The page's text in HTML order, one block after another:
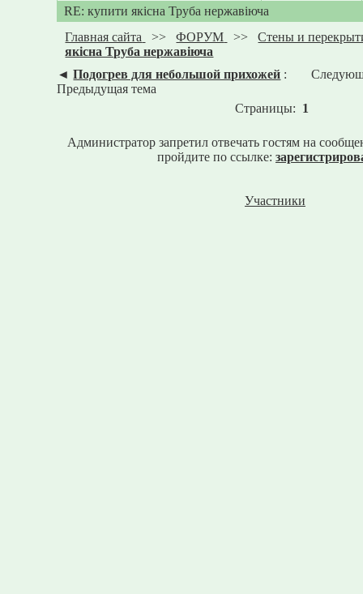
RE: купити якісна Труба нержавіюча
Главная сайта
>>ФОРУМ >>Стены и
якісна Труба нержавіюча
◄Подогрев для небольшой прихожей :
Предыдущая тема
Страницы: 1
Администратор запретил отвечать гостям на
пройдите по ссылке:
Участники